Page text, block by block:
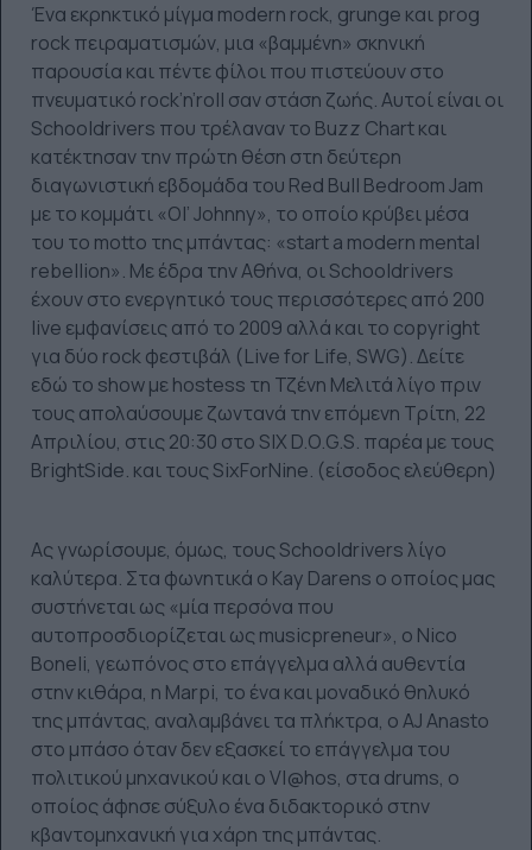
Ένα εκρηκτικό μίγμα modern rock, grunge και prog
rock πειραματισμών, μια «βαμμένη» σκηνική
παρουσία και πέντε φίλοι που πιστεύουν στο
πνευματικό rock’n’roll σαν στάση ζωής. Αυτοί είναι οι
Schooldrivers που τρέλαναν το Buzz Chart και
κατέκτησαν την πρώτη θέση στη δεύτερη
διαγωνιστική εβδομάδα του Red Bull Bedroom Jam
με το κομμάτι «Ol’ Johnny», το οποίο κρύβει μέσα
του το motto της μπάντας: «start a modern mental
rebellion». Με έδρα την Αθήνα, οι Schooldrivers
έχουν στο ενεργητικό τους περισσότερες από 200
live εμφανίσεις από το 2009 αλλά και το copyright
για δύο rock φεστιβάλ (Live for Life, SWG). Δείτε
εδώ το show με hostess τη Τζένη Μελιτά λίγο πριν
τους απολαύσουμε ζωντανά την επόμενη Τρίτη, 22
Απριλίου, στις 20:30 στο SIX D.O.G.S. παρέα με τους
BrightSide. και τους SixForNine. (είσοδος ελεύθερη)
Ας γνωρίσουμε, όμως, τους Schooldrivers λίγο
καλύτερα. Στα φωνητικά ο Kay Darens ο οποίος μας
συστήνεται ως «μία περσόνα που
αυτοπροσδιορίζεται ως musicpreneur», ο Nico
Boneli, γεωπόνος στο επάγγελμα αλλά αυθεντία
στην κιθάρα, η Marpi, το ένα και μοναδικό θηλυκό
της μπάντας, αναλαμβάνει τα πλήκτρα, ο AJ Anasto
στο μπάσο όταν δεν εξασκεί το επάγγελμα του
πολιτικού μηχανικού και ο Vl@hos, στα drums, ο
οποίος άφησε σύξυλο ένα διδακτορικό στην
κβαντομηχανική για χάρη της μπάντας.